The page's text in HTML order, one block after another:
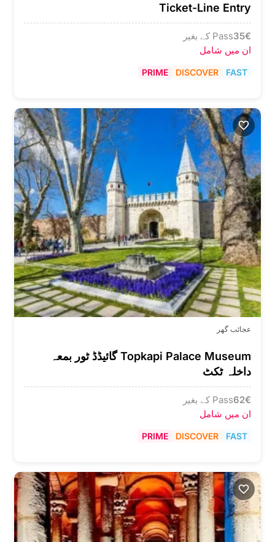
Ticket-Line Entry
€
35Pass کے بغیر
ان میں شامل
FAST
DISCOVER
PRIME
عجائب گھر
Topkapi Palace Museum گائیڈڈ ٹور بمعہ
داخلہ ٹکٹ
€
62Pass کے بغیر
ان میں شامل
FAST
DISCOVER
PRIME